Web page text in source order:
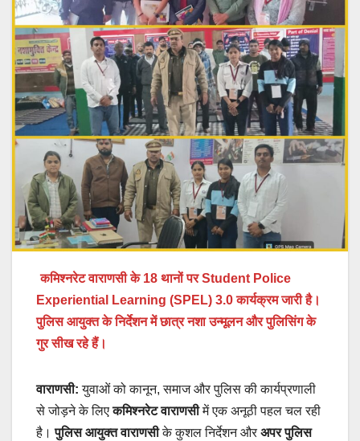
कमिश्नरेट वाराणसी के 18 थानों पर Student Police
Experiential Learning (SPEL) 3.0 कार्यक्रम जारी है।
पुलिस आयुक्त के निर्देशन में छात्र नशा उन्मूलन और पुलिसिंग के
गुर सीख रहे हैं।
वाराणसी: युवाओं को कानून, समाज और पुलिस की कार्यप्रणाली
से जोड़ने के लिएकमिश्नरेट वाराणसीमें एक अनूठी पहल चल रही
है।पुलिस आयुक्त वाराणसीके कुशल निर्देशन और अपर पुलिस